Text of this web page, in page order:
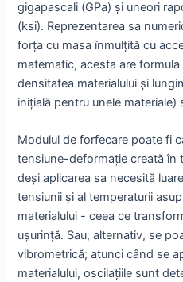
gigapascali (GPa) și uneori
(ksi). Reprezentarea sa
forța cu masa înmulțită cu
matematic, acesta are
densitatea materialului și
inițială pentru unele materiale)
Modulul de forfecare poate fi
tensiune-deformație creată în
deși aplicarea sa necesită
tensiunii și al temperaturii
materialului - ceea ce
ușurință. Sau, alternativ, se
vibrometrică; atunci când se
materialului, oscilațiile sunt